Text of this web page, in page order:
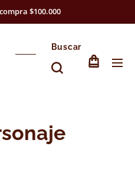
$100.000
Buscar